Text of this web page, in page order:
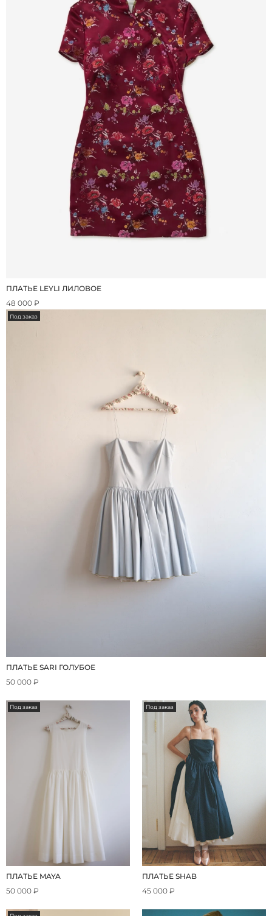
ПЛАТЬЕ LEYLI ЛИЛОВОЕ
48 000 ₽
Под заказ
ПЛАТЬЕ SARI ГОЛУБОЕ
50 000 ₽
Под заказ
ПЛАТЬЕ MAYA
50 000 ₽
Под заказ
ПЛАТЬЕ SHAB
45 000 ₽